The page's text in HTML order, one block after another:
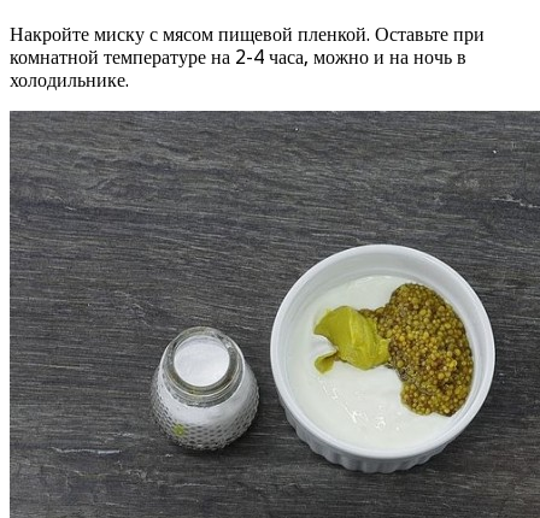
Накройте миску с мясом пищевой пленкой. Оставьте при
комнатной температуре на 2-4 часа, можно и на ночь в
холодильнике.